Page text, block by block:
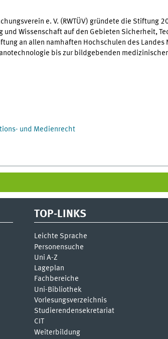
e. V. (RWTÜV) gründete die Stiftung
und Wissenschaft auf den Gebieten Sicherheit,
an allen namhaften Hochschulen des Landes
bis zur bildgebenden
und Medienrecht
TOP-LINKS
Leichte Sprache
Personensuche
Uni A-Z
Lageplan
Fachbereiche
Uni-Bi­bli­o­thek
Vor­le­sungs­ver­zeich­nis
Stu­die­ren­den­se­kre­ta­ri­at
CIT
Weiterbildung